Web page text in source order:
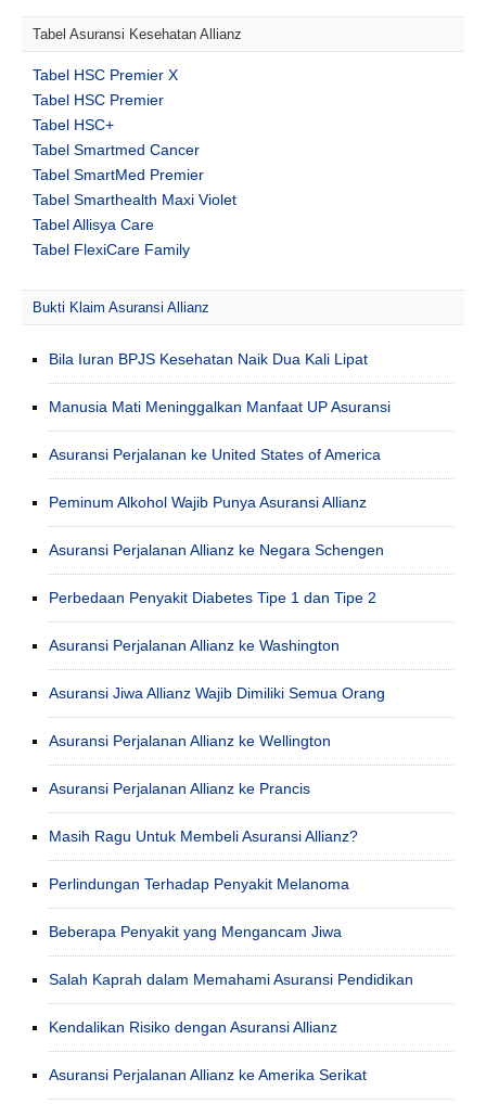
Tabel Asuransi Kesehatan Allianz
Tabel HSC Premier X
Tabel HSC Premier
Tabel HSC+
Tabel Smartmed Cancer
Tabel SmartMed Premier
Tabel Smarthealth Maxi Violet
Tabel Allisya Care
Tabel FlexiCare Family
Bukti Klaim Asuransi Allianz
Bila Iuran BPJS Kesehatan Naik Dua Kali Lipat
Manusia Mati Meninggalkan Manfaat UP Asuransi
Asuransi Perjalanan ke United States of America
Peminum Alkohol Wajib Punya Asuransi Allianz
Asuransi Perjalanan Allianz ke Negara Schengen
Perbedaan Penyakit Diabetes Tipe 1 dan Tipe 2
Asuransi Perjalanan Allianz ke Washington
Asuransi Jiwa Allianz Wajib Dimiliki Semua Orang
Asuransi Perjalanan Allianz ke Wellington
Asuransi Perjalanan Allianz ke Prancis
Masih Ragu Untuk Membeli Asuransi Allianz?
Perlindungan Terhadap Penyakit Melanoma
Beberapa Penyakit yang Mengancam Jiwa
Salah Kaprah dalam Memahami Asuransi Pendidikan
Kendalikan Risiko dengan Asuransi Allianz
Asuransi Perjalanan Allianz ke Amerika Serikat